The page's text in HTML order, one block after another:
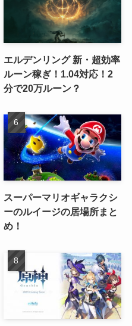
エルデンリング 新・超効率
ルーン稼ぎ！1.04対応！2
分で20万ルーン？
スーパーマリオギャラクシ
ーのルイージの居場所まと
め！